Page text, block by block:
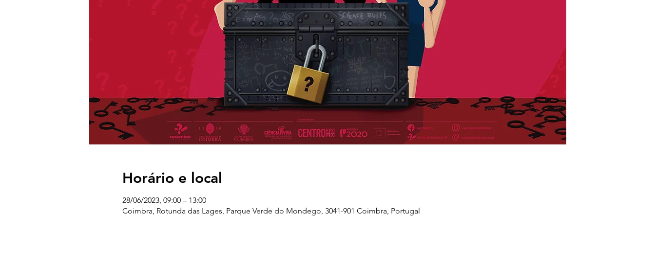
Horário e local
28/06/2023, 09:00 – 13:00
Coimbra, Rotunda das Lages, Parque Verde do Mondego, 3041-901 Coimbra, Portugal